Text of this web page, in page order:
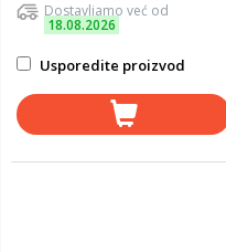
Dostavljamo već od
18.08.2026
Usporedite proizvod